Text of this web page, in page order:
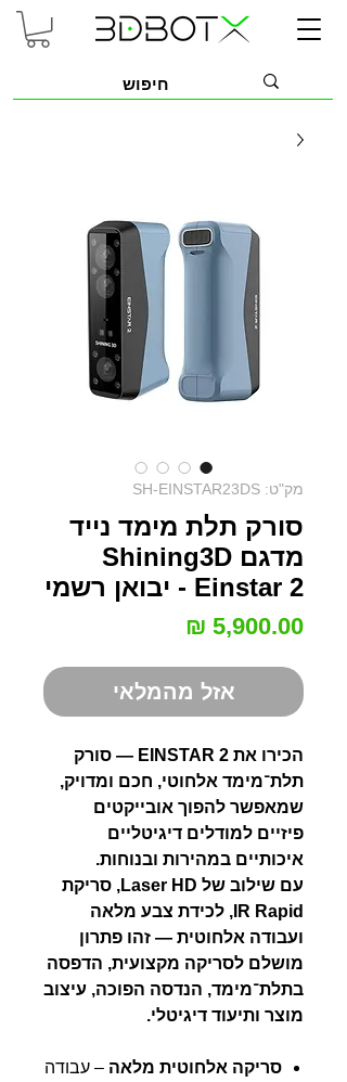
מק"ט: SH-EINSTAR23DS
סורק תלת מימד נייד
מדגם Shining3D
Einstar 2 - יבואן רשמי
אזל מהמלאי
הכירו את EINSTAR 2 — סורק
תלת־מימד אלחוטי, חכם ומדויק,
שמאפשר להפוך אובייקטים
פיזיים למודלים דיגיטליים
איכותיים במהירות ובנוחות.
עם שילוב של Laser HD, סריקת
IR Rapid, לכידת צבע מלאה
ועבודה אלחוטית — זהו פתרון
מושלם לסריקה מקצועית, הדפסה
בתלת־מימד, הנדסה הפוכה, עיצוב
מוצר ותיעוד דיגיטלי.
סריקה אלחוטית מלאה – עבודה